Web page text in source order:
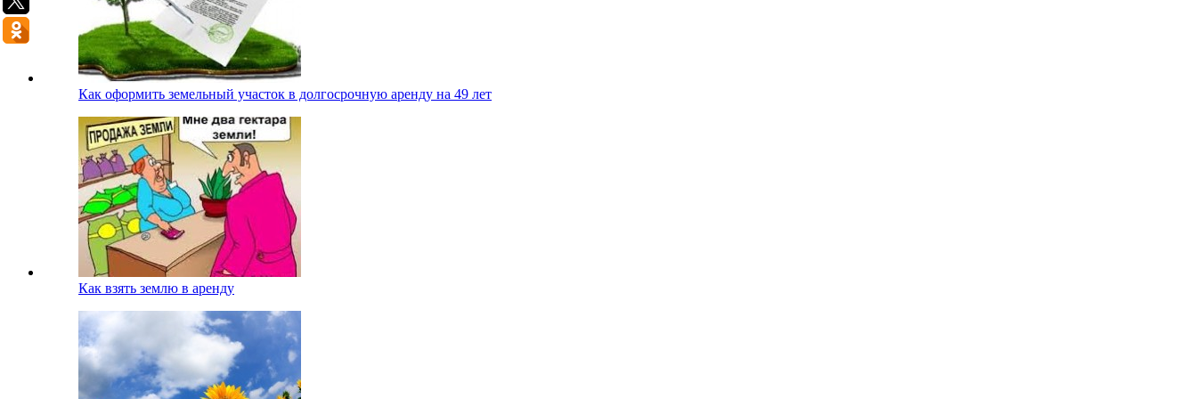
Как оформить земельный участок в долгосрочную аренду на 49 лет
Как взять землю в аренду